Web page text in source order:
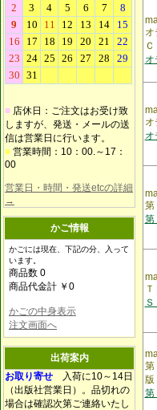
■ 店休日：ご注文はお受け致
しますが、発送・メールの送
信は営業日に行います。
■ 営業時間：10：00.～17：
00
営業日・時間・発送etcの詳細
→
かご情報
かごには現在、下記の分、入って
います。
商品数 0
商品代金計 ￥0
かごの中身表示
注文画面へ
出荷案内
お取り寄せ 入荷に10～14日
（出版社営業日）。品切れの
場合は確認次第ご連絡いたし
第
版